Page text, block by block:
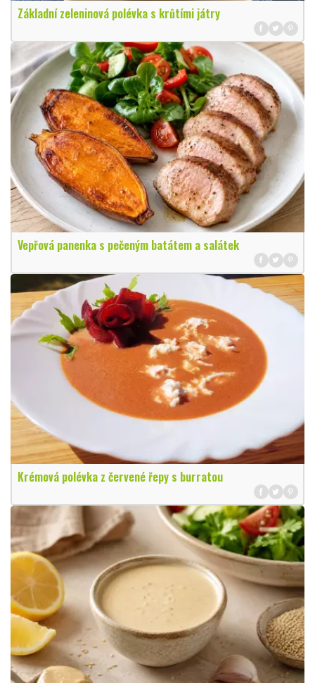
Základní zeleninová polévka s krůtími játry
Vepřová panenka s pečeným batátem a salátek
Krémová polévka z červené řepy s burratou